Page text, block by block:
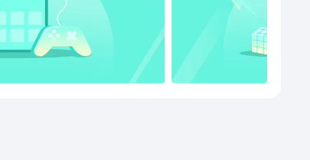
官方微信：“唯品会” 唯品会客户端：个人中心-唯品客
反馈